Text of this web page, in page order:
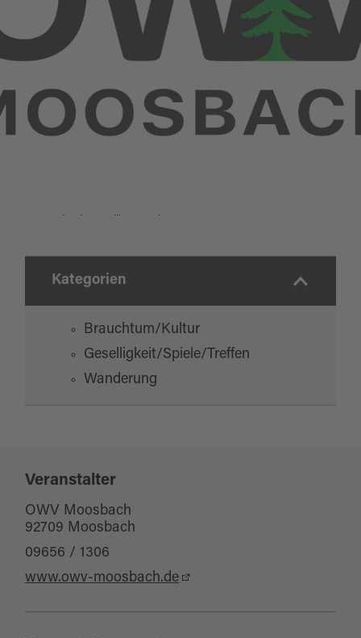
Kategorien
Brauchtum/Kultur
Geselligkeit/Spiele/Treffen
Wanderung
Veranstalter
OWV Moosbach
92709 Moosbach
09656 / 1306
www.owv-moosbach.de